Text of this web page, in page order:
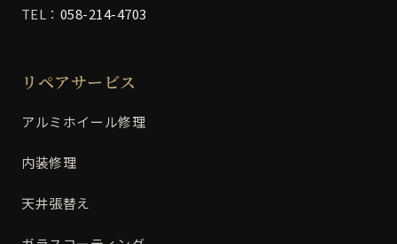
TEL： 058-214-4703
リペアサービス
アルミホイール修理
内装修理
天井張替え